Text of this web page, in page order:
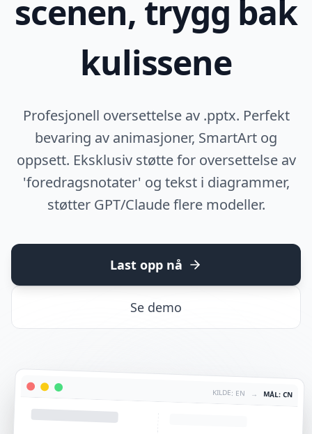
scenen, trygg bak
kulissene
Profesjonell oversettelse av .pptx. Perfekt
bevaring av animasjoner, SmartArt og
oppsett. Eksklusiv støtte for oversettelse av
'foredragsnotater' og tekst i diagrammer,
støtter GPT/Claude flere modeller.
Last opp nå
Se demo
KILDE: EN → MÅL: CN